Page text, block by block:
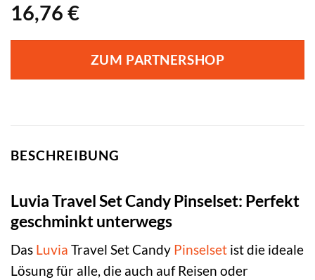
16,76 €
ZUM PARTNERSHOP
BESCHREIBUNG
Luvia Travel Set Candy Pinselset: Perfekt
geschminkt unterwegs
Das Luvia Travel Set Candy Pinselset ist die ideale
Lösung für alle, die auch auf Reisen oder